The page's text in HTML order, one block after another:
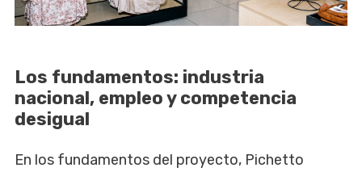
Los fundamentos: industria
nacional, empleo y competencia
desigual
En los fundamentos del proyecto, Pichetto